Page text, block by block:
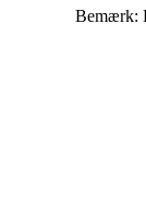
Bemærk: